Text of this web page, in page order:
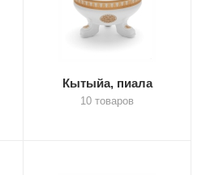
Кытыйа, пиала
10 товаров